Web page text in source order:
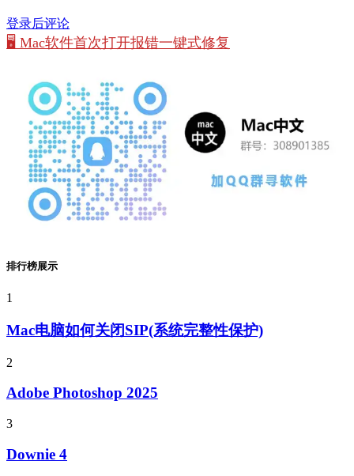
登录后评论
🖥️ Mac软件首次打开报错一键式修复
排行榜展示
1
Mac电脑如何关闭SIP(系统完整性保护)
2
Adobe Photoshop 2025
3
Downie 4